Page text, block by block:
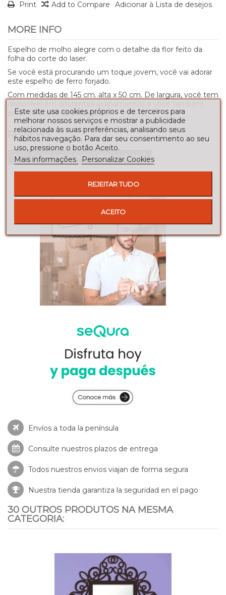
Print Add to Compare Adicionar à Lista de desejos
MORE INFO
Espelho de molho alegre com o detalhe da flor feito da
folha do corte do laser.
Se você está procurando um toque jovem, você vai adorar
este espelho de ferro forjado.
Com medidas de 145 cm. alta x 50 cm. De largura, você tem
pode colocá-lo na paisagem.
REVIEWS
Seja o primeiro a fazer uma avaliação!
Envíos a toda la península
Consulte nuestros plazos de entrega
Todos nuestros envios viajan de forma segura
Nuestra tienda garantiza la seguridad en el pago
30 OUTROS PRODUTOS NA MESMA
CATEGORIA:
Este site usa cookies próprios e de terceiros para
melhorar nossos serviços e mostrar a publicidade
relacionada às suas preferências, analisando seus
hábitos navegação. Para dar seu consentimento ao seu
uso, pressione o botão Aceito.
Mais informações
Personalizar Cookies
REJEITAR TUDO
ACEITO